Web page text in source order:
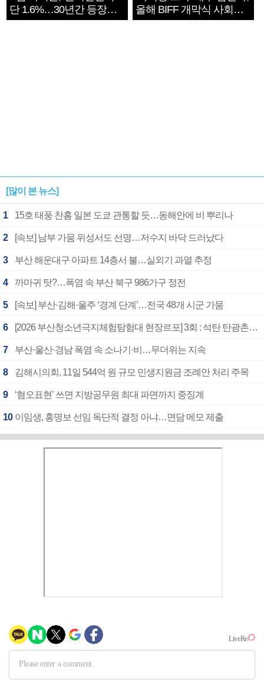
단 1.6%…30년간 등장
1182개팀 전수조사
올해 BIFF 개막식 사회자
확정
[많이 본 뉴스]
1 15호 태풍 찬홈 일본 도쿄 관통할 듯…동해안에 비 뿌리나
2 [속보] 남부 가뭄 위성서도 선명…저수지 바닥 드러났다
3 부산 해운대구 아파트 14층서 불…실외기 과열 추정
4 까마귀 탓?…폭염 속 부산 북구 986가구 정전
5 [속보] 부산·김해·울주 ‘경계 단계’…전국 48개 시군 가뭄
6 [2026 부산청소년극지체험탐험대 현장르포] 3회 : 석탄 탄광촌에서 북극 연구의 중심지로
7 부산·울산·경남 폭염 속 소나기·비…무더위는 지속
8 김해시의회, 11일 544억 원 규모 민생지원금 조례안 처리 주목
9 ‘혐오표현’ 쓰면 지방공무원 최대 파면까지 중징계
10 이임생, 홍명보 선임 독단적 결정 아냐…면담 메모 제출